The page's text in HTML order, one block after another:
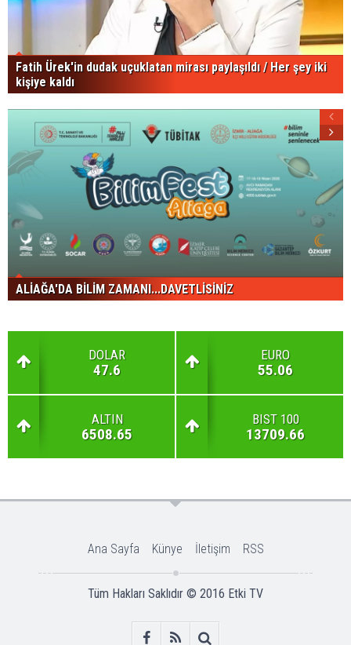
Fatih Ürek'in dudak uçuklatan mirası paylaşıldı / Her şey iki
kişiye kaldı
ALİAĞA'DA BİLİM ZAMANI...DAVETLİSİNİZ
DOLAR
47.6
EURO
55.06
ALTIN
6508.65
BIST 100
13709.66
Ana Sayfa Künye İletişim RSS
Tüm Hakları Saklıdır © 2016 Etki TV